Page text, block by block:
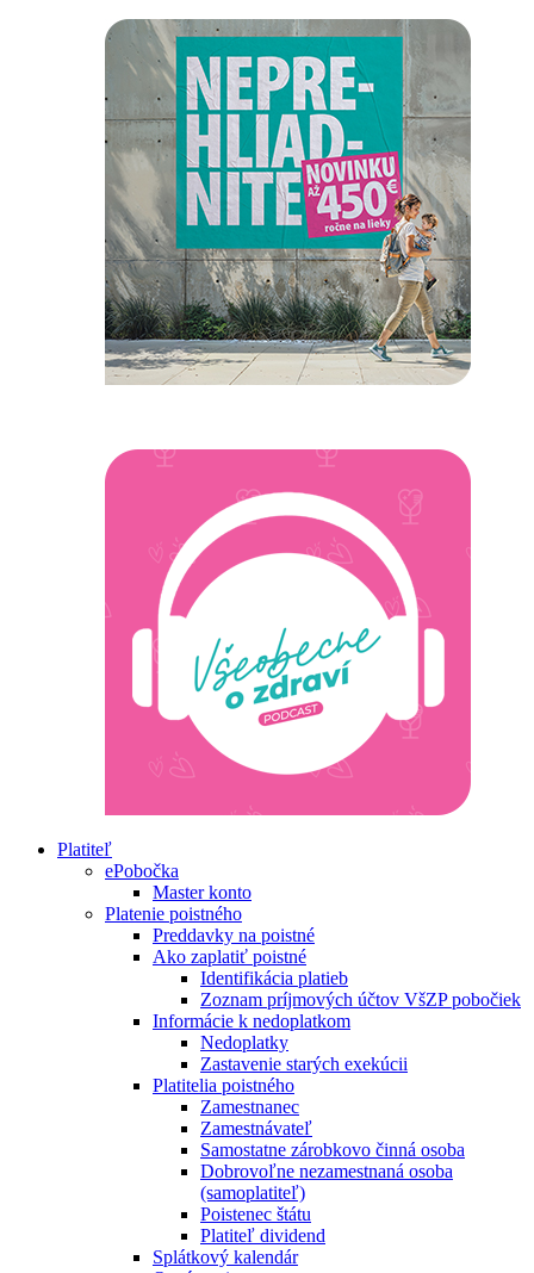
Platiteľ
ePobočka
Master konto
Platenie poistného
Preddavky na poistné
Ako zaplatiť poistné
Identifikácia platieb
Zoznam príjmových účtov VšZP pobočiek
Informácie k nedoplatkom
Nedoplatky
Zastavenie starých exekúcii
Platitelia poistného
Zamestnanec
Zamestnávateľ
Samostatne zárobkovo činná osoba
Dobrovoľne nezamestnaná osoba
(samoplatiteľ)
Poistenec štátu
Platiteľ dividend
Splátkový kalendár